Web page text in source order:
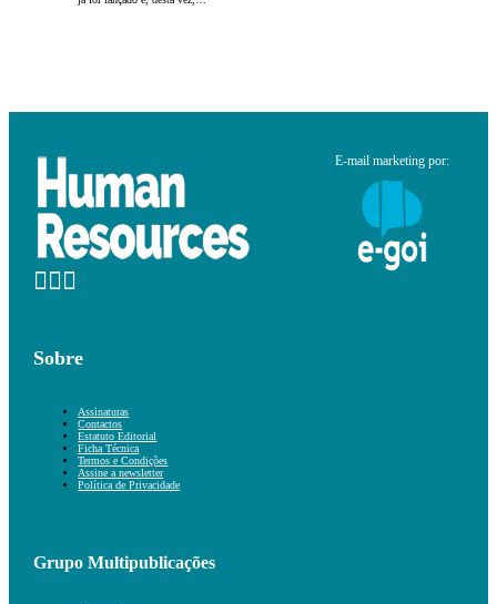
E-mail marketing por:
Sobre
Assinaturas
Contactos
Estatuto Editorial
Ficha Técnica
Termos e Condições
Assine a newsletter
Política de Privacidade
Grupo Multipublicações